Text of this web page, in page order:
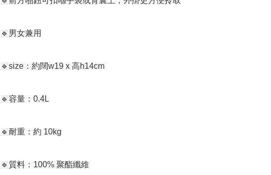
🔹男女兼用
🔹size：約闊w19 x 高h14cm
🔹容量：0.4L
🔹耐重：約 10kg
🔹質料：100% 聚酯纖維